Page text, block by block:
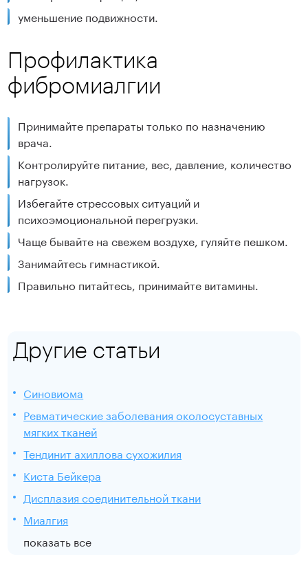
уменьшение подвижности.
Профилактика
фибромиалгии
Принимайте препараты только по назначению
врача.
Контролируйте питание, вес, давление, количество
нагрузок.
Избегайте стрессовых ситуаций и
психоэмоциональной перегрузки.
Чаще бывайте на свежем воздухе, гуляйте пешком.
Занимайтесь гимнастикой.
Правильно питайтесь, принимайте витамины.
Другие статьи
Синовиома
Ревматические заболевания околосуставных
мягких тканей
Тендинит ахиллова сухожилия
Киста Бейкера
Дисплазия соединительной ткани
Миалгия
показать все